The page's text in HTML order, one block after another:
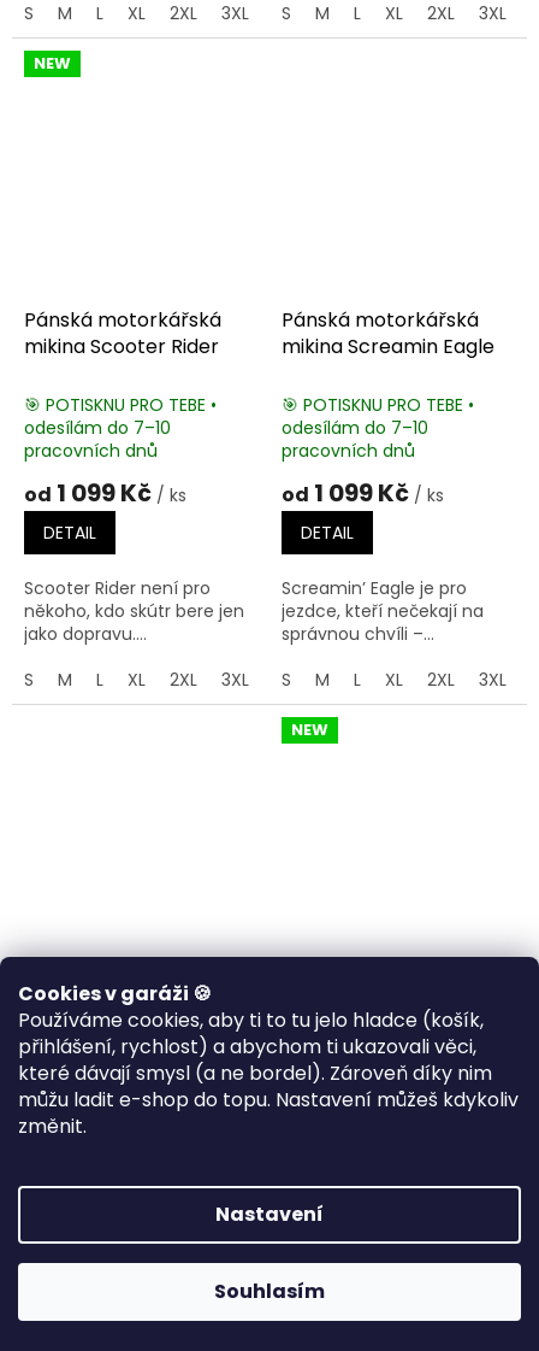
Cookies v garáži 🍪
Používáme cookies, aby ti to tu jelo hladce (košík,
přihlášení, rychlost) a abychom ti ukazovali věci,
které dávají smysl (a ne bordel). Zároveň díky nim
můžu ladit e-shop do topu. Nastavení můžeš kdykoliv
změnit.
Nastavení
Souhlasím
S
M L XL 2XL 3XL 4XL 5XL
S M L XL 2XL 3XL
NEW
Pánská motorkářská
mikina Scooter Rider
🎯 POTISKNU PRO TEBE •
odesílám do 7–10
pracovních dnů
od 1 099 Kč / ks
DETAIL
Scooter Rider není pro
někoho, kdo skútr bere jen
jako dopravu....
S
M L XL 2XL 3XL 4XL 5XL
Pánská motorkářská
mikina Screamin Eagle
🎯 POTISKNU PRO TEBE •
odesílám do 7–10
pracovních dnů
od 1 099 Kč / ks
DETAIL
Screamin’ Eagle je pro
jezdce, kteří nečekají na
správnou chvíli –...
S
M L XL 2XL 3XL
Pánská motorkářská
mikina Sons Of Arthritis
🎯 POTISKNU PRO TEBE •
odesílám do 7–10
pracovních dnů
NEW
mikina Speed King
🎯 POTISKNU PRO TEBE •
odesílám do 7–10
DETAIL
vypadá jako cedule ze
starý dílny –...